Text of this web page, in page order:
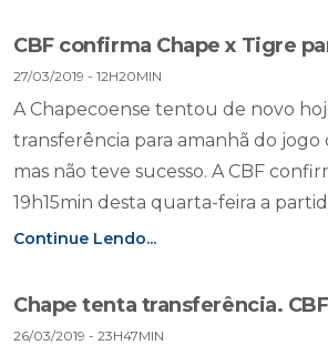
CBF confirma Chape x Tigre
27/03/2019 - 12H20MIN
A Chapecoense tentou de novo
transferência para amanhã do jogo
mas não teve sucesso. A CBF
19h15min desta quarta-feira a
Continue Lendo...
Chape tenta transferência.
26/03/2019 - 23H47MIN